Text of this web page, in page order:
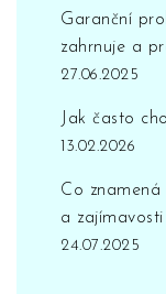
Garanční
zahrnuje a
27.06.2025
Jak často
13.02.2026
Co
a
24.07.2025